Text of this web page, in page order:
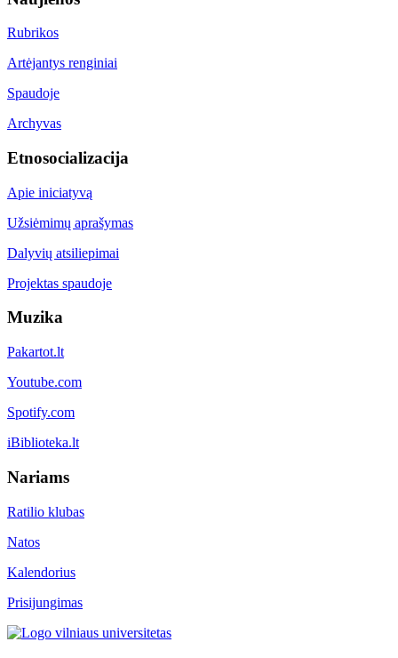
Rubrikos
Artėjantys renginiai
Spaudoje
Archyvas
Etnosocializacija
Apie iniciatyvą
Užsiėmimų aprašymas
Dalyvių atsiliepimai
Projektas spaudoje
Muzika
Pakartot.lt
Youtube.com
Spotify.com
iBiblioteka.lt
Nariams
Ratilio klubas
Natos
Kalendorius
Prisijungimas